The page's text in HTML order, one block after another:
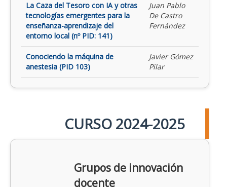
La Caza del Tesoro con IA y otras
tecnologías emergentes para la
enseñanza-aprendizaje del
entorno local (nº PID: 141)
Juan Pablo
De Castro
Fernández
Conociendo la máquina de
anestesia (PID 103)
Javier Gómez
Pilar
CURSO 2024-2025
Grupos de innovación
docente